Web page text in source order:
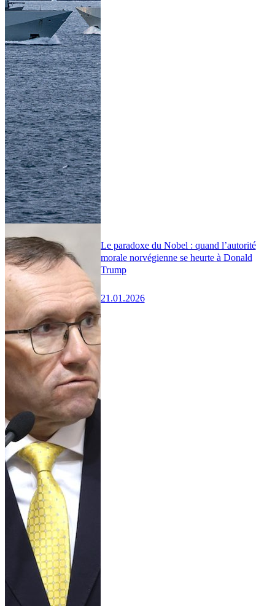
Le paradoxe du Nobel : quand l’autorité
morale norvégienne se heurte à Donald
Trump
21.01.2026